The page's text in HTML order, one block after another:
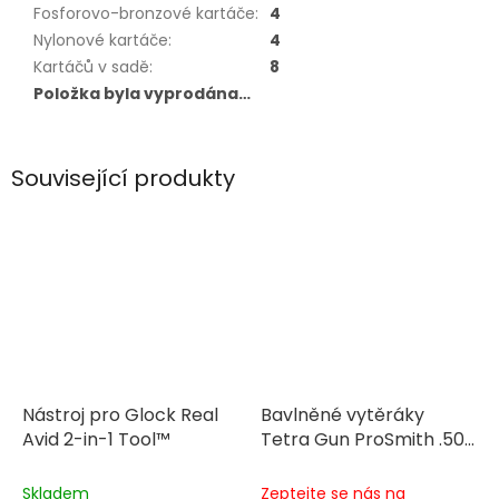
Související produkty
Nástroj pro Glock Real
Avid 2-in-1 Tool™
Skladem
Bavlněné vytěráky
Tetra Gun ProSmith .50
Zeptejte se nás na
Fosforovo-bronzové kartáče: 4
Nylonové kartáče:
4
Kartáčů v sadě:
8
Položka byla vyprodána…